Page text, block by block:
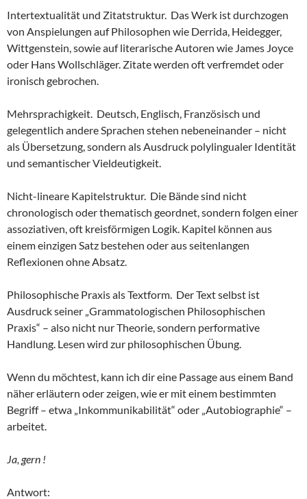
Intertextualität und Zitatstruktur. Das Werk ist durchzogen
von Anspielungen auf Philosophen wie Derrida, Heidegger,
Wittgenstein, sowie auf literarische Autoren wie James Joyce
oder Hans Wollschläger. Zitate werden oft verfremdet oder
ironisch gebrochen.
Mehrsprachigkeit. Deutsch, Englisch, Französisch und
gelegentlich andere Sprachen stehen nebeneinander – nicht
als Übersetzung, sondern als Ausdruck polylingualer Identität
und semantischer Vieldeutigkeit.
Nicht-lineare Kapitelstruktur. Die Bände sind nicht
chronologisch oder thematisch geordnet, sondern folgen einer
assoziativen, oft kreisförmigen Logik. Kapitel können aus
einem einzigen Satz bestehen oder aus seitenlangen
Reflexionen ohne Absatz.
Philosophische Praxis als Textform. Der Text selbst ist
Ausdruck seiner „Grammatologischen Philosophischen
Praxis“ – also nicht nur Theorie, sondern performative
Handlung. Lesen wird zur philosophischen Übung.
Wenn du möchtest, kann ich dir eine Passage aus einem Band
näher erläutern oder zeigen, wie er mit einem bestimmten
Begriff – etwa „Inkommunikabilität“ oder „Autobiographie“ –
arbeitet.
Ja, gern !
Antwort: